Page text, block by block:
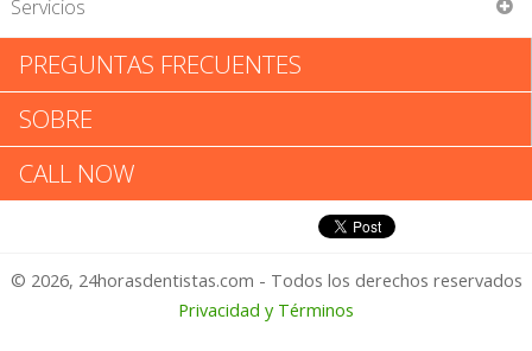
Servicios
Alanis Dental Ctr
Alanis Dental Ctr: Califica tu
Experiencia
1 – No Feliz
PREGUNTAS FRECUENTES
SOBRE
CALL NOW
© 2026, 24horasdentistas.com - Todos los derechos reservados
Privacidad y Términos